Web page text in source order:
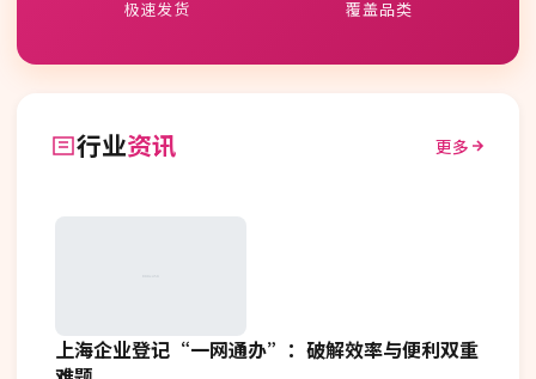
极速发货 覆盖品类
行业资讯 更多
上海企业登记“一网通办”：破解效率与便利双重